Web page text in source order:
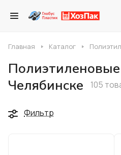
Главная Каталог
Челябинске
105
Фильтр